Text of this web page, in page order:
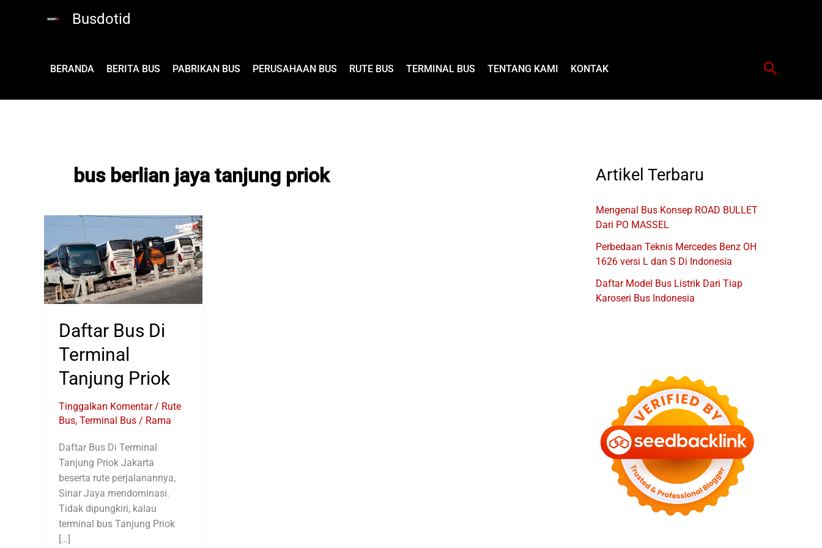
Busdotid
BERANDA BERITA BUS PABRIKAN BUS PERUSAHAAN BUS RUTE BUS TERMINAL BUS TENTANG KAMI KONTAK Cari
bus berlian jaya tanjung priok
Daftar Bus Di
Terminal
Tanjung Priok
Tinggalkan Komentar / Rute
Bus, Terminal Bus / Rama
Daftar Bus Di Terminal
Tanjung Priok Jakarta
beserta rute perjalanannya,
Sinar Jaya mendominasi.
Tidak dipungkiri, kalau
terminal bus Tanjung Priok
[…]
Artikel Terbaru
Mengenal Bus Konsep ROAD BULLET
Dari PO MASSEL
Perbedaan Teknis Mercedes Benz OH
1626 versi L dan S Di Indonesia
Daftar Model Bus Listrik Dari Tiap
Karoseri Bus Indonesia